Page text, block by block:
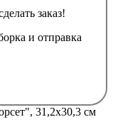
заказ!
и отправка
31,2х30,3 см